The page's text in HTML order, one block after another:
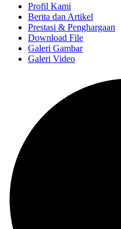
Profil Kami
Berita dan Artikel
Prestasi & Penghargaan
Download File
Galeri Gambar
Galeri Video